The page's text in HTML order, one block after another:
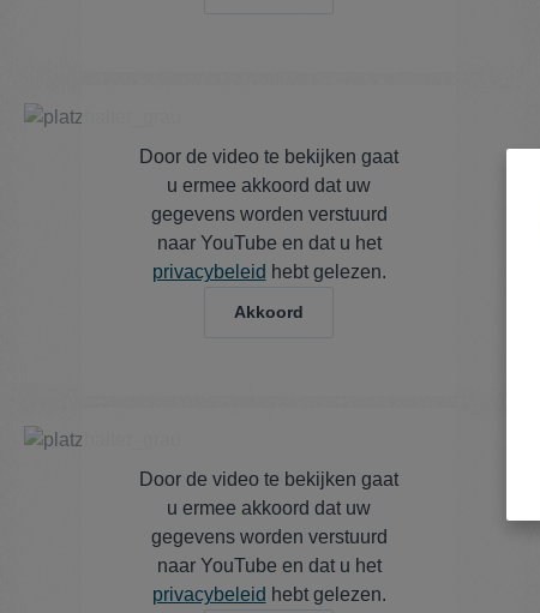
Door de video te bekijken gaat
u ermee akkoord dat uw
gegevens worden verstuurd
naar YouTube en dat u het
privacybeleid hebt gelezen.
Akkoord
Door de video te bekijken gaat
u ermee akkoord dat uw
gegevens worden verstuurd
naar YouTube en dat u het
privacybeleid hebt gelezen.